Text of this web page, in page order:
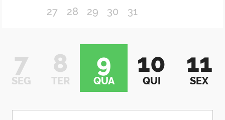
27
28 29 30 31
7
SEG
8
TER
9
QUA
10
QUI
11
SEX